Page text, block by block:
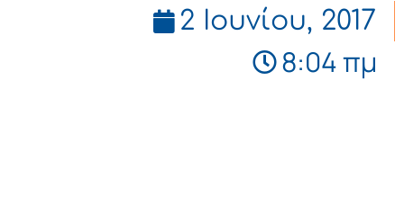
2 Ιουνίου, 2017
8:04 πμ